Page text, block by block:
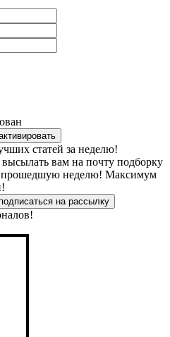
статей за неделю!
вам на почту подборку
прошедшую неделю! Максимум
подписаться на рассылку